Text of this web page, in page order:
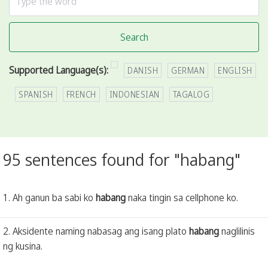
Search
Supported Language(s): DANISH GERMAN ENGLISH
SPANISH FRENCH INDONESIAN TAGALOG
95 sentences found for "habang"
1. Ah ganun ba sabi ko habangnaka tingin sa cellphone ko.
2. Aksidente naming nabasag ang isang plato habangnaglilinis
ng kusina.